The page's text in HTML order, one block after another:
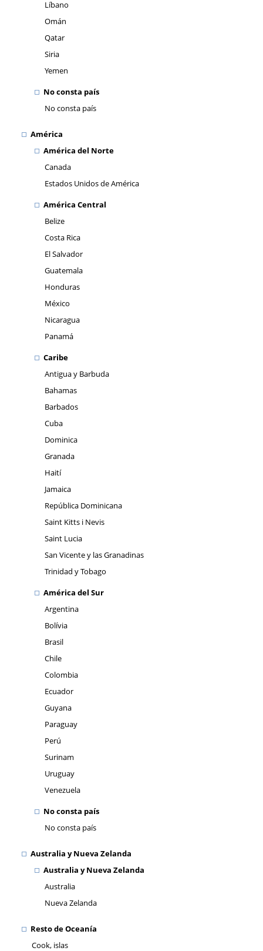
Líbano
Omán
Qatar
Siria
Yemen
No consta país
No consta país
América
América del Norte
Canada
Estados Unidos de América
América Central
Belize
Costa Rica
El Salvador
Guatemala
Honduras
México
Nicaragua
Panamá
Caribe
Antigua y Barbuda
Bahamas
Barbados
Cuba
Dominica
Granada
Haití
Jamaica
República Dominicana
Saint Kitts i Nevis
Saint Lucia
San Vicente y las Granadinas
Trinidad y Tobago
América del Sur
Argentina
Bolívia
Brasil
Chile
Colombia
Ecuador
Guyana
Paraguay
Perú
Surinam
Uruguay
Venezuela
No consta país
No consta país
Australia y Nueva Zelanda
Australia y Nueva Zelanda
Australia
Nueva Zelanda
Resto de Oceanía
Cook, islas